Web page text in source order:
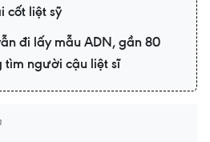
cốt liệt sỹ
đi lấy mẫu ADN, gần 80
tìm người cậu liệt sĩ